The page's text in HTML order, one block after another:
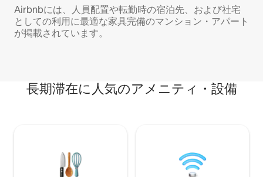
Airbnbには、人員配置や転勤時の宿泊先、および社宅
としての利用に最適な家具完備のマンション・アパート
が掲載されています。
長期滞在に人気のアメニティ・設備